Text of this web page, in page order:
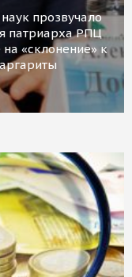
прозвучало
патриарха РПЦ
«склонение» к